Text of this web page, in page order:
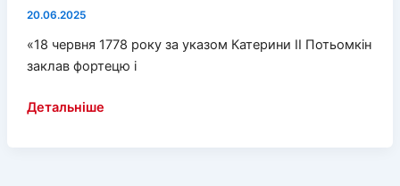
20.06.2025
«18 червня 1778 року за указом Катерини ІІ Потьомкін
заклав фортецю і
У
Детальніше